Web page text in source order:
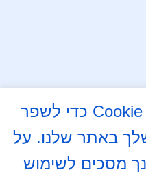
אנו משתמשים בקובצי Cookie כדי לשפר
באתר שלנו. על
מסכים לשימוש